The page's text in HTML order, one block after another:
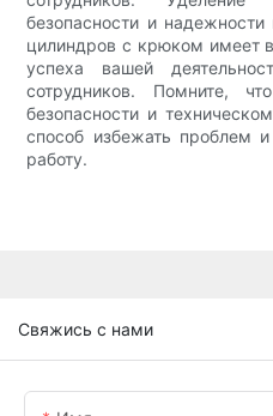
безопасности и
цилиндров с крюком имеет
успеха вашей
сотрудников. Помните,
безопасности и
способ избежать проблем
работу.
Свяжись с нами